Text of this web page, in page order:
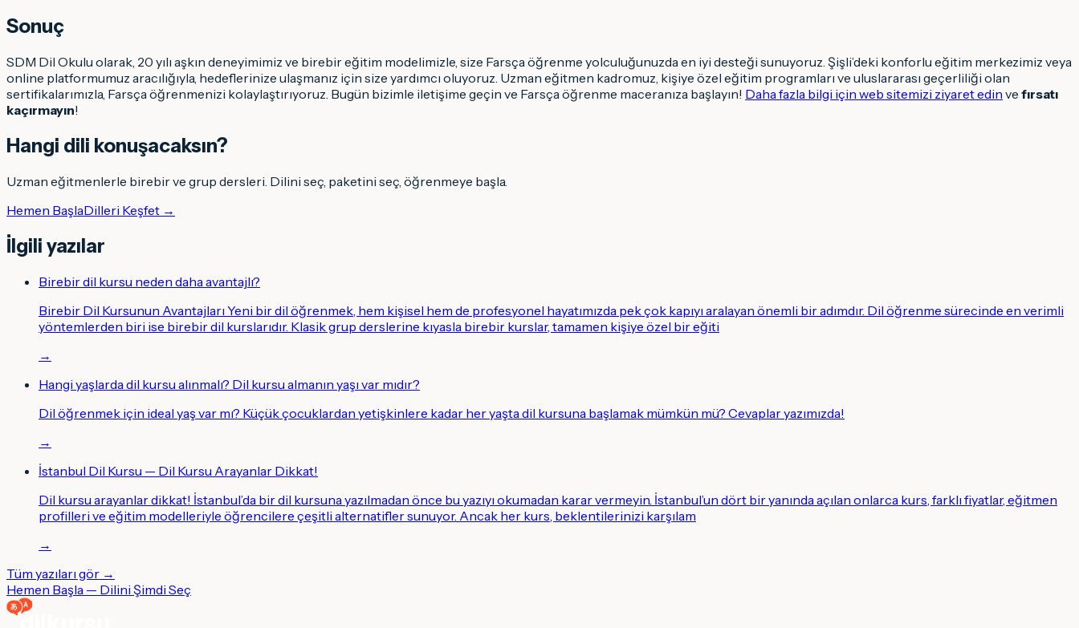
Sonuç
SDM Dil Okulu olarak, 20 yılı aşkın deneyimimiz ve birebir eğitim modelimizle, size Farsça öğrenme yolculuğunuzda en iyi desteği sunuyoruz. Şişli’deki konforlu eğitim merkezimiz veya
online platformumuz aracılığıyla, hedeflerinize ulaşmanız için size yardımcı oluyoruz. Uzman eğitmen kadromuz, kişiye özel eğitim programları ve uluslararası geçerliliği olan
sertifikalarımızla, Farsça öğrenmenizi kolaylaştırıyoruz. Bugün bizimle iletişime geçin ve Farsça öğrenme maceranıza başlayın! Daha fazla bilgi için web sitemizi ziyaret edin ve fırsatı
kaçırmayın!
Hangi dili konuşacaksın?
Uzman eğitmenlerle birebir ve grup dersleri. Dilini seç, paketini seç, öğrenmeye başla.
Hemen BaşlaDilleri Keşfet →
İlgili yazılar
Birebir dil kursu neden daha avantajlı?
Birebir Dil Kursunun Avantajları Yeni bir dil öğrenmek, hem kişisel hem de profesyonel hayatımızda pek çok kapıyı aralayan önemli bir adımdır. Dil öğrenme sürecinde en verimli
yöntemlerden biri ise birebir dil kurslarıdır. Klasik grup derslerine kıyasla birebir kurslar, tamamen kişiye özel bir eğiti
→
Hangi yaşlarda dil kursu alınmalı? Dil kursu almanın yaşı var mıdır?
Dil öğrenmek için ideal yaş var mı? Küçük çocuklardan yetişkinlere kadar her yaşta dil kursuna başlamak mümkün mü? Cevaplar yazımızda!
→
İstanbul Dil Kursu — Dil Kursu Arayanlar Dikkat!
Dil kursu arayanlar dikkat! İstanbul’da bir dil kursuna yazılmadan önce bu yazıyı okumadan karar vermeyin. İstanbul’un dört bir yanında açılan onlarca kurs, farklı fiyatlar, eğitmen
profilleri ve eğitim modelleriyle öğrencilere çeşitli alternatifler sunuyor. Ancak her kurs, beklentilerinizi karşılam
→
Tüm yazıları gör →
Hemen Başla — Dilini Şimdi Seç